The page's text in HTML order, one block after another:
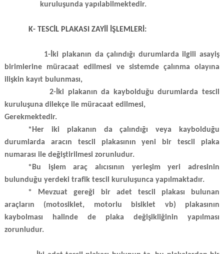
kuruluşunda yapılabilmektedir.
K- TESCİL PLAKASI ZAYİİ İŞLEMLERİ:
1-İki plakanın da çalındığı durumlarda ilgili asayiş
birimlerine müracaat edilmesi ve sistemde çalınma olayına
ilişkin kayıt bulunması,
2-İki plakanın da kaybolduğu durumlarda tescil
kuruluşuna dilekçe ile müracaat edilmesi,
Gerekmektedir.
*Her iki plakanın da çalındığı veya kaybolduğu
durumlarda aracın tescil plakasının yeni bir tescil plaka
numarası ile değiştirilmesi zorunludur.
*Bu işlem araç alıcısının yerleşim yeri adresinin
bulunduğu yerdeki trafik tescil kuruluşunca yapılmaktadır.
* Mevzuat gereği bir adet tescil plakası bulunan
araçların (motosiklet, motorlu bisiklet vb) plakasının
kaybolması halinde de plaka değişikliğinin yapılması
zorunludur.